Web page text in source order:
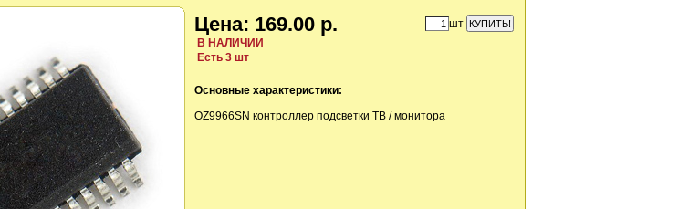
Цена: 169.00 р.
В НАЛИЧИИ
Есть 3 шт
шт
Основные характеристики:
OZ9966SN контроллер подсветки ТВ / монитора